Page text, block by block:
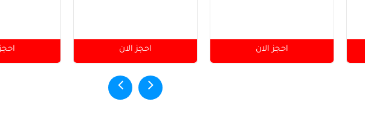
احجز الان احجز الان